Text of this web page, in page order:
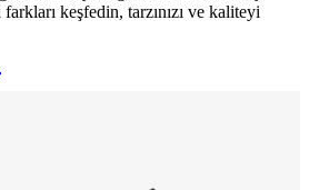
keşfedin, tarzınızı ve kaliteyi